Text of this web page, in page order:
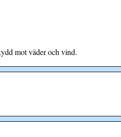
mot väder och vind.